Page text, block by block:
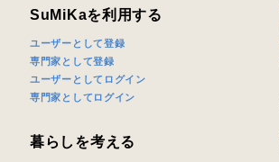
SuMiKaを利用する
ユーザーとして登録
専門家として登録
ユーザーとしてログイン
専門家としてログイン
暮らしを考える